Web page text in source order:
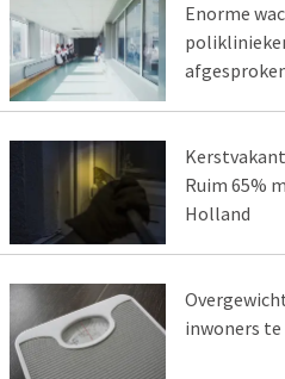
Enorme
Ruim 65%
Holland
inwoners te